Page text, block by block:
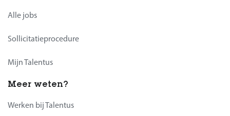
Alle jobs
Sollicitatieprocedure
Mijn Talentus
Meer weten?
Werken bij Talentus